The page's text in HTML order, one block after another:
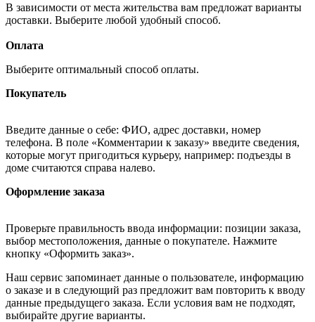
В зависимости от места жительства вам предложат варианты
доставки. Выберите любой удобный способ.
Оплата
Выберите оптимальный способ оплаты.
Покупатель
Введите данные о себе: ФИО, адрес доставки, номер
телефона. В поле «Комментарии к заказу» введите сведения,
которые могут пригодиться курьеру, например: подъезды в
доме считаются справа налево.
Оформление заказа
Проверьте правильность ввода информации: позиции заказа,
выбор местоположения, данные о покупателе. Нажмите
кнопку «Оформить заказ».
Наш сервис запоминает данные о пользователе, информацию
о заказе и в следующий раз предложит вам повторить к вводу
данные предыдущего заказа. Если условия вам не подходят,
выбирайте другие варианты.